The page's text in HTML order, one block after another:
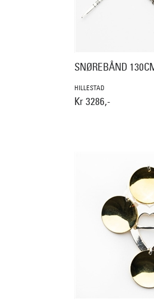
SNØREBÅND
HILLESTAD
Kr 3286,-